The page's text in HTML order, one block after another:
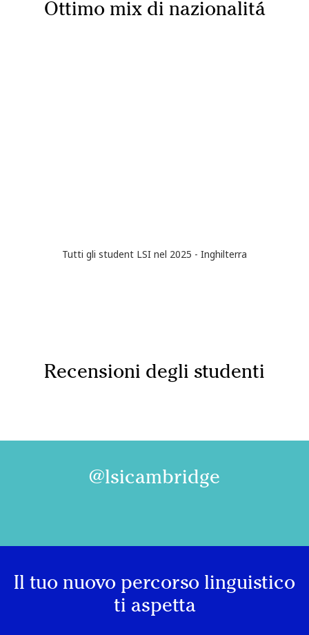
Ottimo mix di nazionalitá
Tutti gli student LSI nel 2025 - Inghilterra
Recensioni degli studenti
@lsicambridge
Il tuo nuovo percorso linguistico
ti aspetta